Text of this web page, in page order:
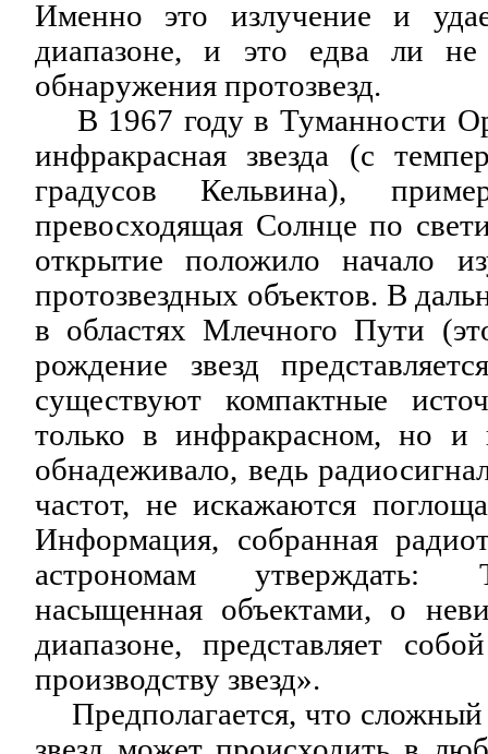
Именно это излучение и
диапазоне, и это едва ли не
обнаружения протозвезд.
В 1967 году в Туманности
инфракрасная звезда (с
градусов Кельвина),
превосходящая Солнце по
открытие положило начало
протозвездных объектов. В
в областях Млечного Пути
рождение звезд
существуют компактные
только в инфракрасном, но и
обнадеживало, ведь
частот, не искажаются
Информация, собранная
астрономам утверждать:
насыщенная объектами, о
диапазоне, представляет
производству звезд».
Предполагается, что